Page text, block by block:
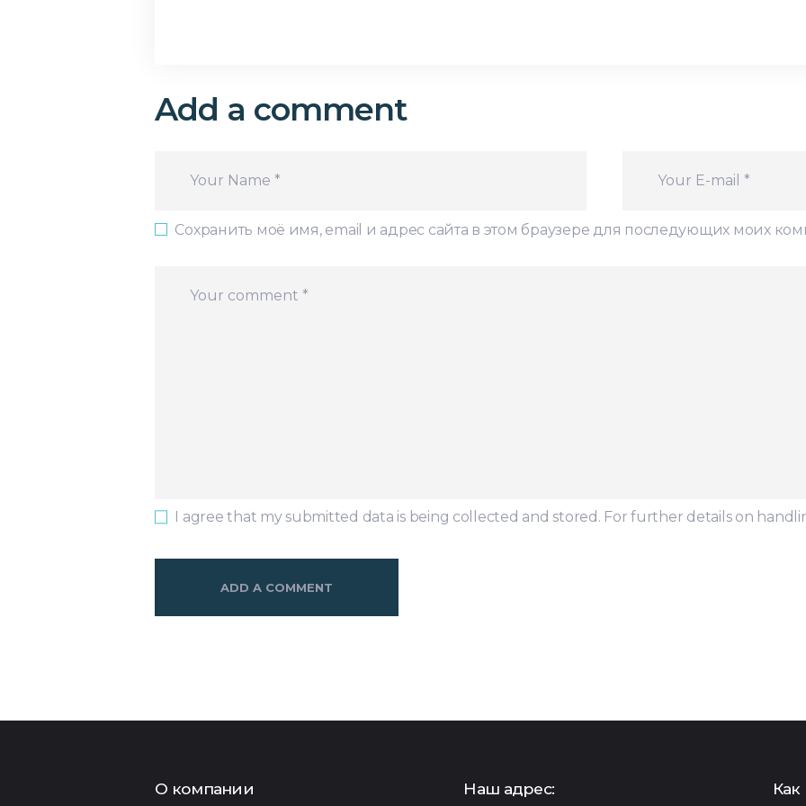
Add a comment
Сохранить моё имя, email и адрес сайта в этом браузере для последующих моих
I agree that my submitted data is being collected and stored. For further details on
О компании Наш адрес: Как